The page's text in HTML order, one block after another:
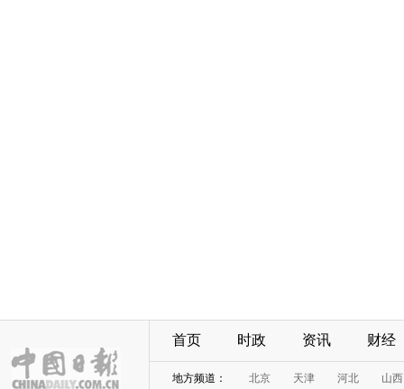
首页 时政 资讯 财经
地方频道： 北京 天津 河北
山西